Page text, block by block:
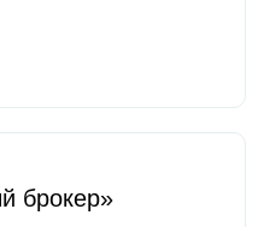
брокер»